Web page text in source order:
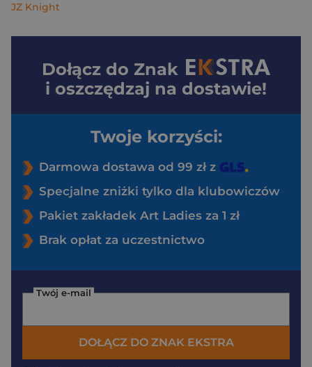
JZ Knight
Dołącz do Znak
i oszczędzaj na dostawie!
Twoje korzyści:
Darmowa dostawa od 99 zł z
Specjalne zniżki tylko dla klubowiczów
Pakiet zakładek Art Ladies za 1 zł
Brak opłat za uczestnictwo
Twój e-mail
DOŁĄCZ DO ZNAK EKSTRA